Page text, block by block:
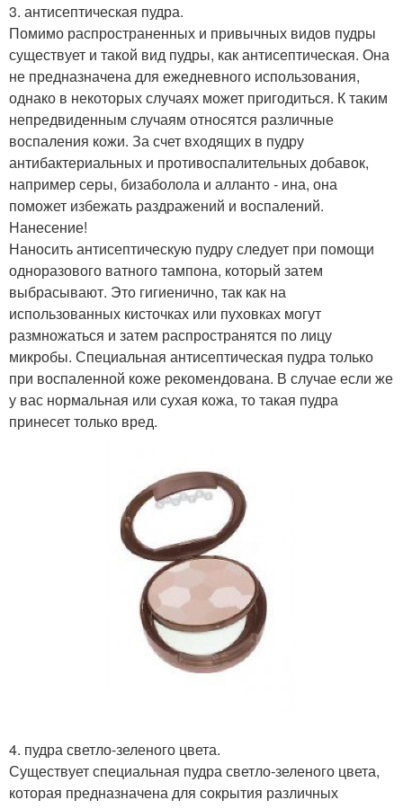
3. антисептическая пудра.
Помимо распространенных и привычных видов пудры
существует и такой вид пудры, как антисептическая. Она
не предназначена для ежедневного использования,
однако в некоторых случаях может пригодиться. К таким
непредвиденным случаям относятся различные
воспаления кожи. За счет входящих в пудру
антибактериальных и противоспалительных добавок,
например серы, бизаболола и алланто - ина, она
поможет избежать раздражений и воспалений.
Нанесение!
Наносить антисептическую пудру следует при помощи
одноразового ватного тампона, который затем
выбрасывают. Это гигиенично, так как на
использованных кисточках или пуховках могут
размножаться и затем распространятся по лицу
микробы. Специальная антисептическая пудра только
при воспаленной коже рекомендована. В случае если же
у вас нормальная или сухая кожа, то такая пудра
принесет только вред.
4. пудра светло-зеленого цвета.
Существует специальная пудра светло-зеленого цвета,
которая предназначена для сокрытия различных